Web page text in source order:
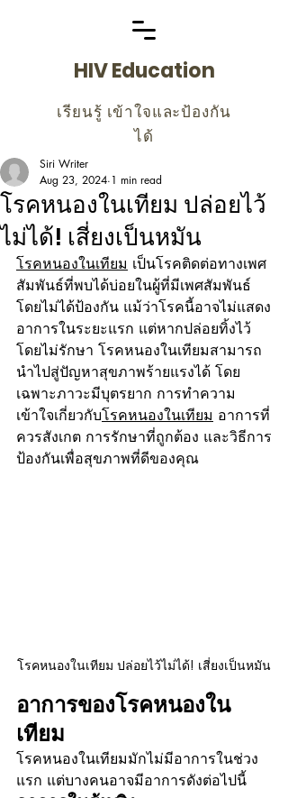
HIV Education
เรียนรู้ เข้าใจและป้องกัน
ได้
โรคหนองในเทียม ปล่อยไว้
ไม่ได้! เสี่ยงเป็นหมัน
Siri Writer
Aug 23, 2024 1 min read
โรคหนองในเทียม เป็นโรคติดต่อทางเพศ
สัมพันธ์ที่พบได้บ่อยในผู้ที่มีเพศสัมพันธ์
โดยไม่ได้ป้องกัน แม้ว่าโรคนี้อาจไม่แสดง
อาการในระยะแรก แต่หากปล่อยทิ้งไว้
โดยไม่รักษา โรคหนองในเทียมสามารถ
นำไปสู่ปัญหาสุขภาพร้ายแรงได้ โดย
เฉพาะภาวะมีบุตรยาก การทำความ
เข้าใจเกี่ยวกับโรคหนองในเทียม อาการที่
ควรสังเกต การรักษาที่ถูกต้อง และวิธีการ
ป้องกันเพื่อสุขภาพที่ดีของคุณ
โรคหนองในเทียม ปล่อยไว้ไม่ได้! เสี่ยงเป็นหมัน
อาการของโรคหนองใน
เทียม
โรคหนองในเทียมมักไม่มีอาการในช่วง
แรก แต่บางคนอาจมีอาการดังต่อไปนี้